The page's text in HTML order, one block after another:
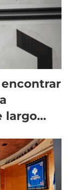
largo